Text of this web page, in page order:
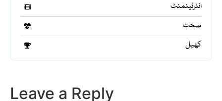
انٹرٹینمنٹ
صحت
کھیل
Leave a Reply